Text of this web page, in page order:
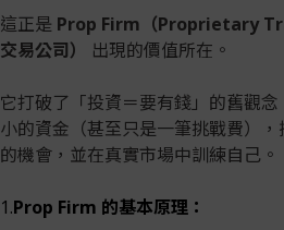
這正是 Prop Firm（Proprietary
交易公司）
出現的價值所在。
它打破了「投資＝要有錢」的舊觀
小的資金（甚至只是一筆挑戰費）
的機會，並在真實市場中訓練自己。
1.Prop Firm 的基本原理：